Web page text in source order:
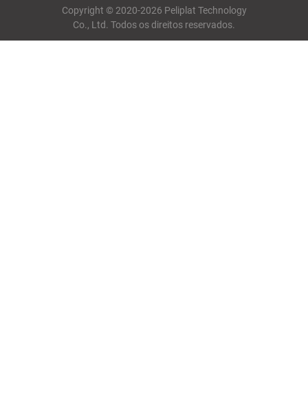
Copyright © 2020-2026 Peliplat Technology
Co., Ltd. Todos os direitos reservados.